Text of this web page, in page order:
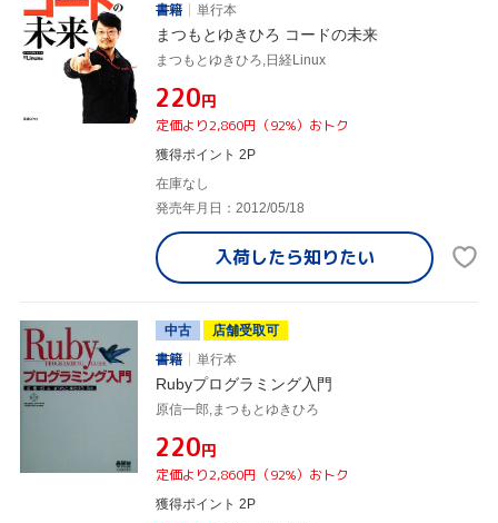
書籍
単行本
まつもとゆきひろ コードの未来
まつもとゆきひろ,日経Linux
¥220円
定価より2,860円（92%）おトク
獲得ポイント 2P
在庫なし
発売年月日：2012/05/18
入荷したら知りたい
中古
店舗受取可
書籍
単行本
Rubyプログラミング入門
原信一郎,まつもとゆきひろ
¥220円
定価より2,860円（92%）おトク
獲得ポイント 2P